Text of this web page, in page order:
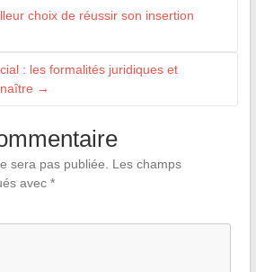
choix de réussir son insertion
: les formalités juridiques et
→
sera pas publiée.
Les champs
avec *